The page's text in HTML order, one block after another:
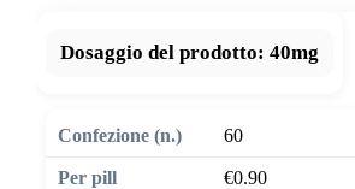
Dosaggio del prodotto: 40mg
60
€0.90